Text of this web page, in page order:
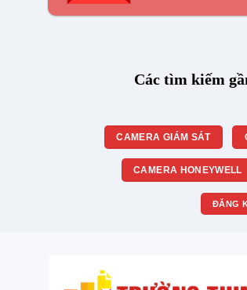
Các tìm kiếm
CAMERA GIÁM SÁT
CAMERA HONEYWELL
ĐĂNG